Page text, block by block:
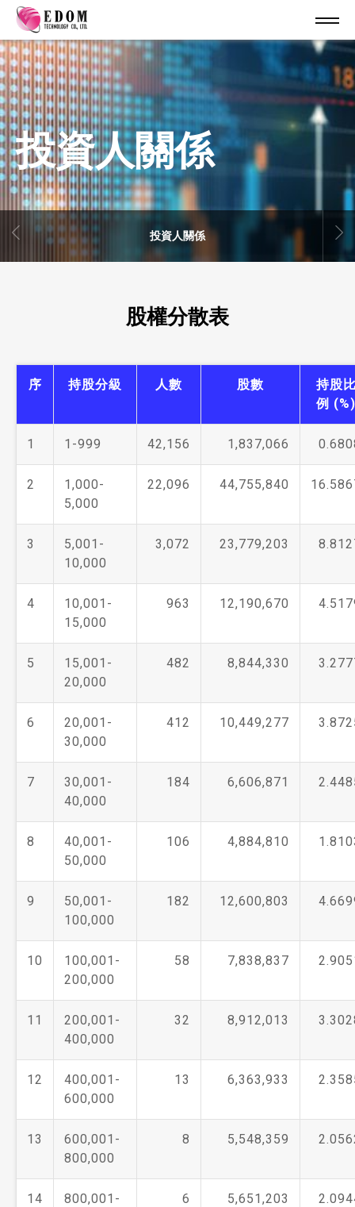
投資人關係
投資人關係
股權分散表
序 持股分級 人數 股數
持股
例 (%)
1 1-999 42,156 1,837,066
2
1,000-
5,000
22,096 44,755,840
3
5,001-
10,000
3,072 23,779,203
4
10,001-
15,000
963 12,190,670
5
15,001-
20,000
482 8,844,330
6
20,001-
30,000
412 10,449,277
7
30,001-
40,000
184 6,606,871
8
40,001-
50,000
106 4,884,810
9
50,001-
100,000
182 12,600,803
10
100,001-
200,000
58 7,838,837
11
200,001-
400,000
32 8,912,013
12
400,001-
600,000
13 6,363,933
13
600,001-
800,000
8 5,548,359
14
800,001-
6 5,651,203